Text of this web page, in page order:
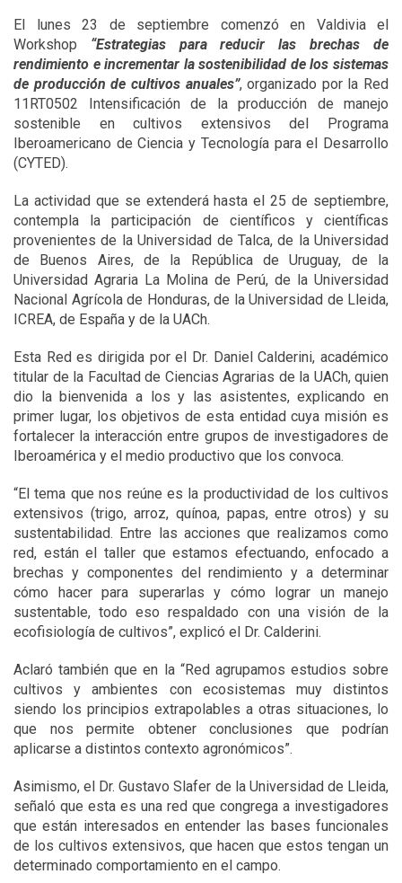
El lunes 23 de septiembre comenzó en Valdivia el
Workshop “Estrategias para reducir las brechas de
rendimiento e incrementar la sostenibilidad de los sistemas
de producción de cultivos anuales”, organizado por la Red
11RT0502 Intensificación de la producción de manejo
sostenible en cultivos extensivos del Programa
Iberoamericano de Ciencia y Tecnología para el Desarrollo
(CYTED).
La actividad que se extenderá hasta el 25 de septiembre,
contempla la participación de científicos y científicas
provenientes de la Universidad de Talca, de la Universidad
de Buenos Aires, de la República de Uruguay, de la
Universidad Agraria La Molina de Perú, de la Universidad
Nacional Agrícola de Honduras, de la Universidad de Lleida,
ICREA, de España y de la UACh.
Esta Red es dirigida por el Dr. Daniel Calderini, académico
titular de la Facultad de Ciencias Agrarias de la UACh, quien
dio la bienvenida a los y las asistentes, explicando en
primer lugar, los objetivos de esta entidad cuya misión es
fortalecer la interacción entre grupos de investigadores de
Iberoamérica y el medio productivo que los convoca.
“El tema que nos reúne es la productividad de los cultivos
extensivos (trigo, arroz, quínoa, papas, entre otros) y su
sustentabilidad. Entre las acciones que realizamos como
red, están el taller que estamos efectuando, enfocado a
brechas y componentes del rendimiento y a determinar
cómo hacer para superarlas y cómo lograr un manejo
sustentable, todo eso respaldado con una visión de la
ecofisiología de cultivos”, explicó el Dr. Calderini.
Aclaró también que en la “Red agrupamos estudios sobre
cultivos y ambientes con ecosistemas muy distintos
siendo los principios extrapolables a otras situaciones, lo
que nos permite obtener conclusiones que podrían
aplicarse a distintos contexto agronómicos”.
Asimismo, el Dr. Gustavo Slafer de la Universidad de Lleida,
señaló que esta es una red que congrega a investigadores
que están interesados en entender las bases funcionales
de los cultivos extensivos, que hacen que estos tengan un
determinado comportamiento en el campo.